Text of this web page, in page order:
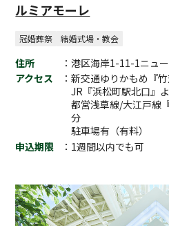
ルミアモーレ
冠婚葬祭 結婚式場・教会
住所
：港区海岸1-11-1ニュ
アクセス
：新交通ゆりかもめ『
JR『浜松町駅北口』
都営浅草線/大江戸線
分
駐車場有（有料）
申込期限
：1週間以内でも可